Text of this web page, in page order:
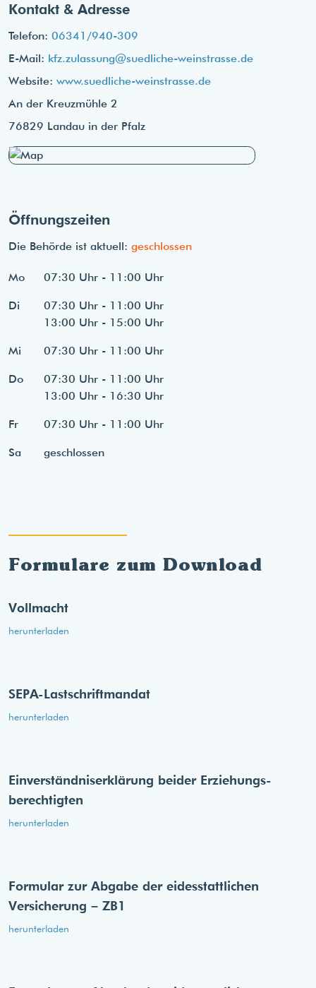
Kontakt & Adresse
Telefon: 06341/940-309
E-Mail: kfz.zulassung@suedliche-weinstrasse.de
Website: www.suedliche-weinstrasse.de
An der Kreuzmühle 2
76829 Landau in der Pfalz
Öffnungszeiten
Die Behörde ist aktuell: geschlossen
Mo 07:30 Uhr - 11:00 Uhr
Di
07:30 Uhr - 11:00 Uhr
13:00 Uhr - 15:00 Uhr
Mi 07:30 Uhr - 11:00 Uhr
Do
07:30 Uhr - 11:00 Uhr
13:00 Uhr - 16:30 Uhr
Fr 07:30 Uhr - 11:00 Uhr
Sa geschlossen
Formulare zum Download
Vollmacht
herunterladen
SEPA-Lastschriftmandat
herunterladen
Einverständnis­erklärung beider Erziehungs­
berechtigten
herunterladen
Formular zur Abgabe der eides­stattlichen
Versicherung – ZB1
herunterladen